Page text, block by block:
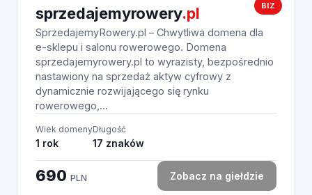
BIZ
sprzedajemyrowery.pl
SprzedajemyRowery.pl – Chwytliwa domena dla
e-sklepu i salonu rowerowego. Domena
sprzedajemyrowery.pl to wyrazisty, bezpośrednio
nastawiony na sprzedaż aktyw cyfrowy z
dynamicznie rozwijającego się rynku
rowerowego,...
Wiek domeny
1 rok
Długość
17 znaków
690 PLN Zobacz na giełdzie